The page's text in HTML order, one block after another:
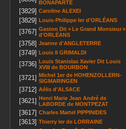
BONAPARTE
[3829] Caroline ALEXEI
[3829] Louis-Philippe Ier d'ORLÉANS
[3767] Gaston Dit « Le Grand Monsieur »
d'ORLÉANS
[3758] Jeanne d'ANGLETERRE
[3749] Louis II GRIMALDI
[3736] Louis Stanislas Xavier Dit Louis
XVIII de BOURBON
[3721] Michel 1er de HOHENZOLLERN-
SIGMARINGEN
[3712] Aélis d'ALSACE
[3621] Henri Marie Jean André de
LABORDE de MONTPEZAT
[3617] Charles Martel PIPPINIDES
[3613] Thierry Ier de LORRAINE